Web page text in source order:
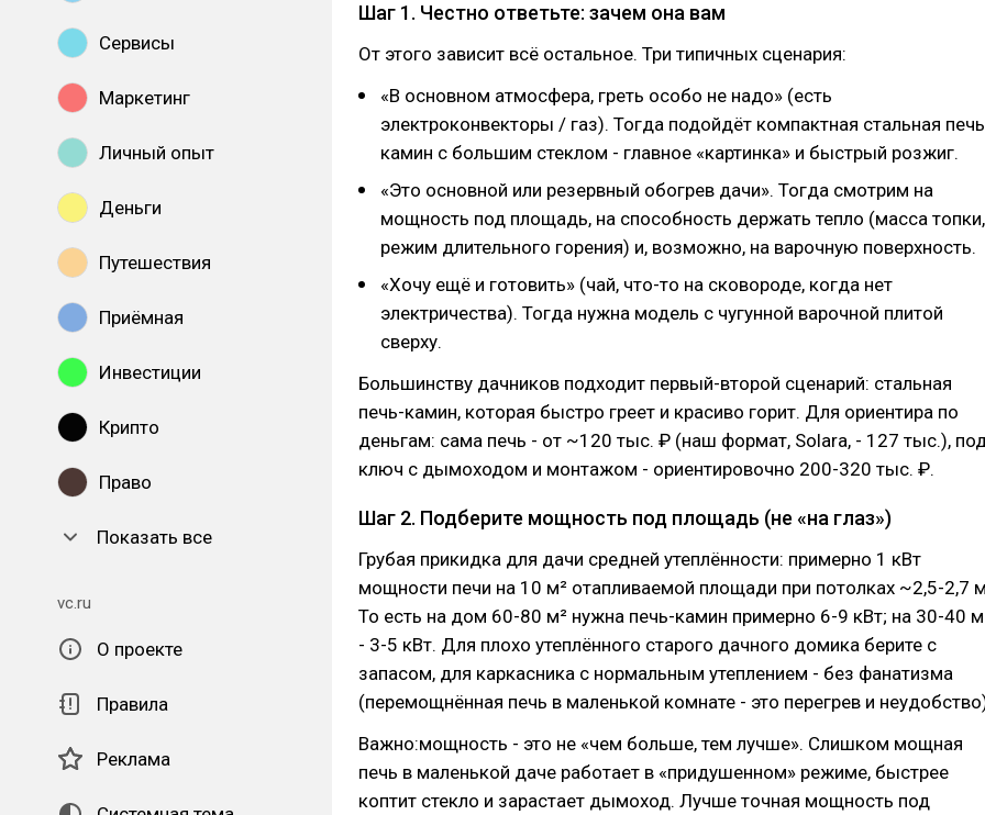
Сервисы
Маркетинг
Личный опыт
Деньги
Путешествия
Приёмная
Инвестиции
Крипто
Право
Показать все
vc.ru
О проекте
Правила
Реклама
Шаг 1. Честно ответьте: зачем она вам
От этого зависит всё остальное. Три типичных сценария:
«В основном атмосфера, греть особо не надо» (есть
электроконвекторы / газ). Тогда подойдёт компактная стальная
камин с большим стеклом - главное «картинка» и быстрый розжиг.
«Это основной или резервный обогрев дачи». Тогда смотрим на
мощность под площадь, на способность держать тепло (масса топки,
режим длительного горения) и, возможно, на варочную поверхность.
«Хочу ещё и готовить» (чай, что-то на сковороде, когда нет
электричества). Тогда нужна модель с чугунной варочной плитой
сверху.
Большинству дачников подходит первый-второй сценарий: стальная
печь-камин, которая быстро греет и красиво горит. Для ориентира по
деньгам: сама печь - от ~120 тыс. ₽ (наш формат, Solara, - 127 тыс.),
ключ с дымоходом и монтажом - ориентировочно 200-320 тыс. ₽.
Шаг 2. Подберите мощность под площадь (не «на глаз»)
Грубая прикидка для дачи средней утеплённости: примерно 1 кВт
мощности печи на 10 м² отапливаемой площади при потолках ~2,5-2,7
То есть на дом 60-80 м² нужна печь-камин примерно 6-9 кВт; на 30-40
- 3-5 кВт. Для плохо утеплённого старого дачного домика берите с
запасом, для каркасника с нормальным утеплением - без фанатизма
(перемощнённая печь в маленькой комнате - это перегрев и
Важно:мощность - это не «чем больше, тем лучше». Слишком мощная
печь в маленькой даче работает в «придушенном» режиме, быстрее
коптит стекло и зарастает дымоход. Лучше точная мощность под